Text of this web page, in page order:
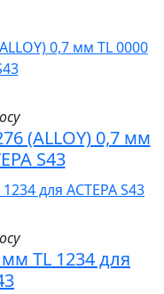
(ALLOY) 0,7 мм
S43
TL 1234 для